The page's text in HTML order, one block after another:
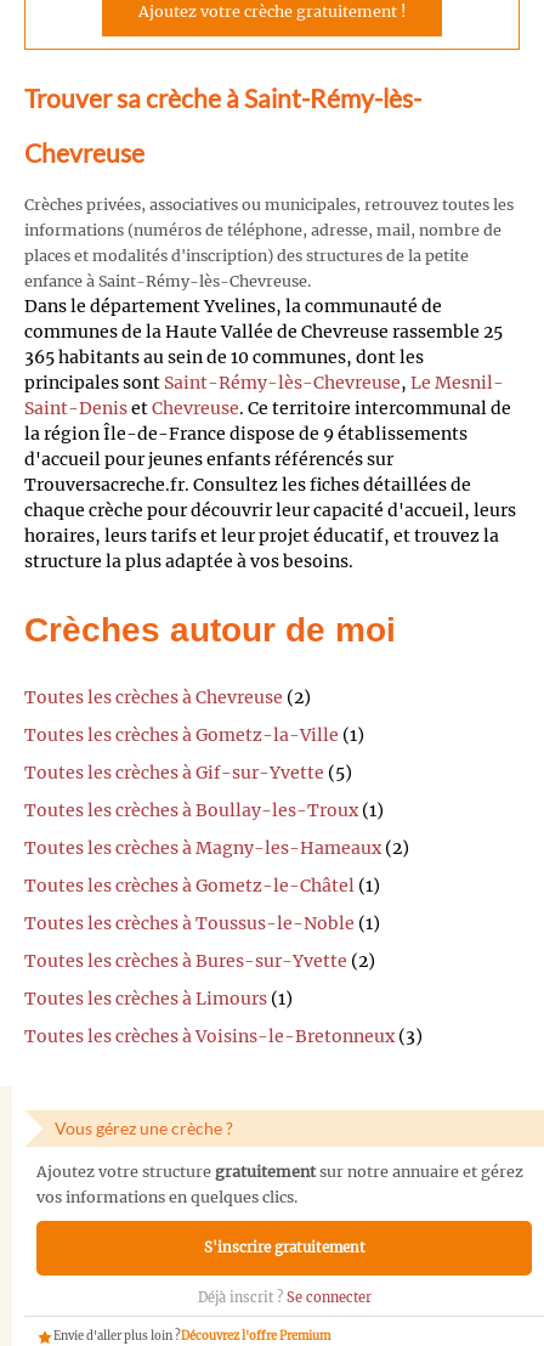
Ajoutez votre crèche gratuitement !
Trouver sa crèche à Saint-Rémy-lès-
Chevreuse
Crèches privées, associatives ou municipales, retrouvez toutes les
informations (numéros de téléphone, adresse, mail, nombre de
places et modalités d'inscription) des structures de la petite
enfance à Saint-Rémy-lès-Chevreuse.
Dans le département Yvelines, la communauté de
communes de la Haute Vallée de Chevreuse rassemble 25
365 habitants au sein de 10 communes, dont les
principales sont Saint-Rémy-lès-Chevreuse, Le Mesnil-
Saint-DenisetChevreuse. Ce territoire intercommunal de
la région Île-de-France dispose de 9 établissements
d'accueil pour jeunes enfants référencés sur
Trouversacreche.fr. Consultez les fiches détaillées de
chaque crèche pour découvrir leur capacité d'accueil, leurs
horaires, leurs tarifs et leur projet éducatif, et trouvez la
structure la plus adaptée à vos besoins.
Crèches autour de moi
Toutes les crèches à Chevreuse (2)
Toutes les crèches à Gometz-la-Ville (1)
Toutes les crèches à Gif-sur-Yvette (5)
Toutes les crèches à Boullay-les-Troux(1)
Toutes les crèches à Magny-les-Hameaux(2)
Toutes les crèches à Gometz-le-Châtel (1)
Toutes les crèches à Toussus-le-Noble (1)
Toutes les crèches à Bures-sur-Yvette (2)
Toutes les crèches à Limours (1)
Toutes les crèches à Voisins-le-Bretonneux(3)
Vous gérez une crèche ?
Ajoutez votre structure gratuitementsur notre annuaire et gérez
vos informations en quelques clics.
S'inscrire gratuitement
Déjà inscrit ? Se connecter
Envie d'aller plus loin ?Découvrez l'offre Premium